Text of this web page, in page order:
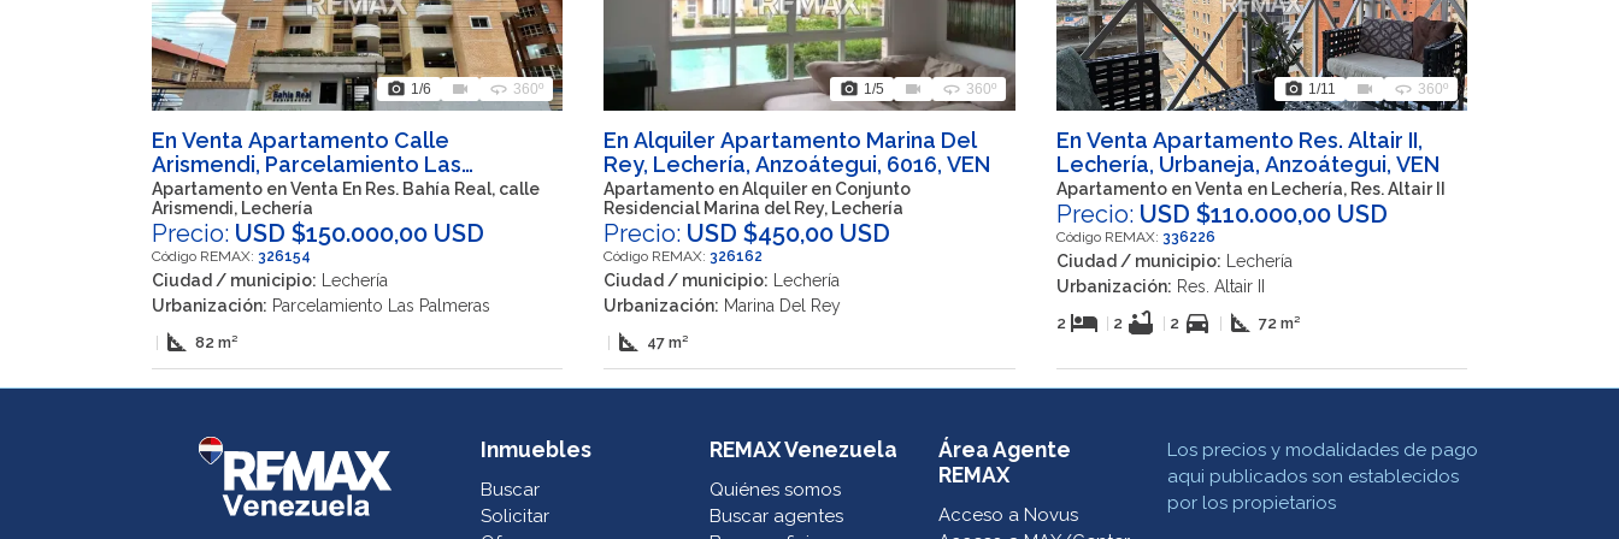
photo_camera 1/6 videocam 360 360º
En Venta Apartamento Calle
Arismendi, Parcelamiento Las
Palmeras, Lechería, Anzoátegui, 6016,
VEN
Apartamento en Venta En Res. Bahía Real, calle
Arismendi, Lechería
Precio: USD $150.000,00 USD
Código REMAX: 326154
Ciudad / municipio: Lechería
Urbanización: Parcelamiento Las Palmeras
square_foot 82 m²
photo_camera 1/5 videocam 360 360º
En Alquiler Apartamento Marina Del
Rey, Lechería, Anzoátegui, 6016, VEN
Apartamento en Alquiler en Conjunto
Residencial Marina del Rey, Lechería
Precio: USD $450,00 USD
Código REMAX: 326162
Ciudad / municipio: Lechería
Urbanización: Marina Del Rey
square_foot 47 m²
photo_camera 1/11 videocam 360 360º
En Venta Apartamento Res. Altair II,
Lechería, Urbaneja, Anzoátegui, VEN
Apartamento en Venta en Lechería, Res. Altair II
Precio: USD $110.000,00 USD
Código REMAX: 336226
Ciudad / municipio: Lechería
Urbanización: Res. Altair II
2 hotel 2 bathtub 2 directions_car square_foot 72 m²
Inmuebles
Buscar
Solicitar
REMAX Venezuela
Quiénes somos
Buscar agentes
Área Agente
REMAX
Acceso a Novus
Los precios y modalidades de pago
aqui publicados son establecidos
por los propietarios